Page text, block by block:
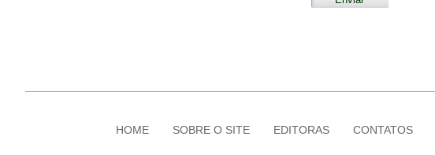
HOME SOBRE O SITE EDITORAS CONTATOS